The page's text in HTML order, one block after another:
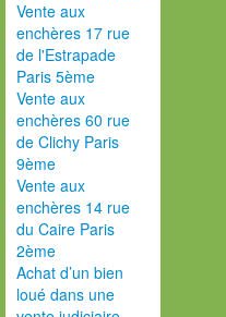
Vente aux
enchères 17 rue
de l'Estrapade
Paris 5ème
Vente aux
enchères 60 rue
de Clichy Paris
9ème
Vente aux
enchères 14 rue
du Caire Paris
2ème
Achat d’un bien
loué dans une